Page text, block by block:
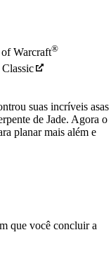
Warcraft®
Classic
suas incríveis asas
de Jade. Agora o
planar mais além e
que você concluir a